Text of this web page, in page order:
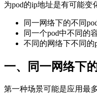
为pod的ip地址是有可能
同一网络下的不同
同一个pod中不同的
不同的网络下不同的
一、同一网络下
第一种场景可能是应用最